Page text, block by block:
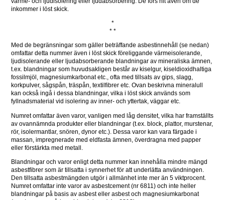
inkommer i löst skick.
*
* *
Med de begränsningar som gäller beträffande asbestinnehåll (se nedan)
omfattar detta nummer även i löst skick föreliggande värmeisolerande,
ljudisolerande eller ljudabsorberande blandningar av mineraliska ämnen,
t.ex. blandningar som huvudsakligen består av kiselgur, kiseldioxidhaltiga
fossilmjöl, magnesiumkarbonat etc., ofta med tillsats av gips, slagg,
korkpulver, sågspån, träspån, textilfibrer etc. Ovan beskrivna mineralull
kan också ingå i dessa blandningar, vilka i löst skick används som
fyllnadsmaterial vid isolering av inner- och yttertak, väggar etc.
Numret omfattar även varor, vanligen med låg densitet, vilka har framställts
av ovannämnda produkter eller blandningar (t.ex. block, plattor, murstenar,
rör, isolermantlar, snören, dynor etc.). Dessa varor kan vara färgade i
massan, impregnerade med eldfasta ämnen, överdragna med papper
eller förstärkta med metall.
Blandningar och varor enligt detta nummer kan innehålla mindre mängd
asbestfibrer som är tillsatta i synnerhet för att underlätta användningen.
Den tillsatta asbestmängden utgör i allmänhet inte mer än 5 viktprocent.
Numret omfattar inte varor av asbestcement (nr 6811) och inte heller
blandningar på basis av asbest eller asbest och magnesiumkarbonat